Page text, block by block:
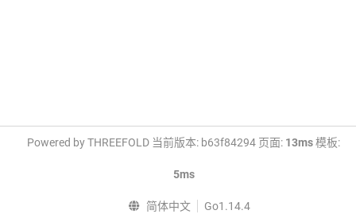
Powered by THREEFOLD 当前版本: b63f84294 页面: 13ms模板:
5ms
简体中文 Go1.14.4